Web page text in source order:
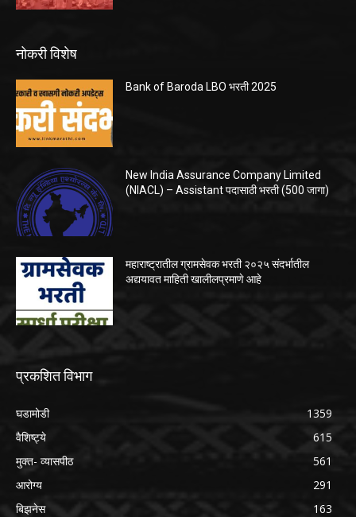
नोकरी विशेष
Bank of Baroda LBO भरती 2025
New India Assurance Company Limited
(NIACL) – Assistant पदासाठी भरती (500 जागा)
महाराष्ट्रातील ग्रामसेवक भरती २०२५ संदर्भातील
अद्ययावत माहिती खालीलप्रमाणे आहे
प्रकशित विभाग
घडामोडी
1359
वैशिष्ट्ये
615
मुक्त- व्यासपीठ
561
आरोग्य
291
बिझनेस
163